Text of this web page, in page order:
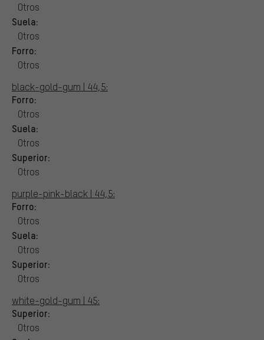
Otros
Suela:
Otros
Forro:
Otros
black-gold-gum | 44,5:
Forro:
Otros
Suela:
Otros
Superior:
Otros
purple-pink-black | 44,5:
Forro:
Otros
Suela:
Otros
Superior:
Otros
white-gold-gum | 45:
Superior:
Otros